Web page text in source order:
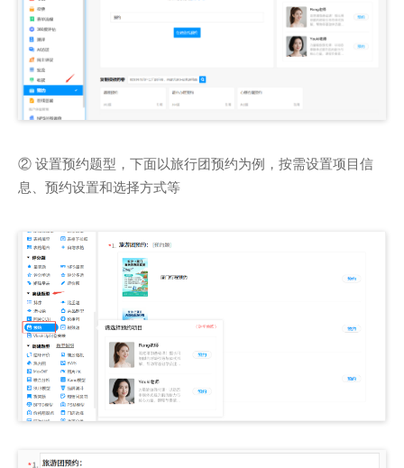
② 设置预约题型，下面以旅行团预约为例，按需设置项目信
息、预约设置和选择方式等